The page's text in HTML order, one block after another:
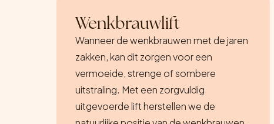
Wenkbrauwlift
Wanneer de wenkbrauwen met de jaren
zakken, kan dit zorgen voor een
vermoeide, strenge of sombere
uitstraling. Met een zorgvuldig
uitgevoerde lift herstellen we de